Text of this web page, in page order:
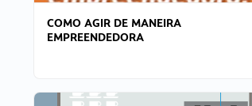
COMO AGIR DE MANEIRA
EMPREENDEDORA